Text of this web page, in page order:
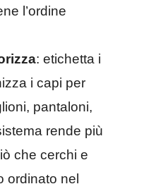
l’ordine
: etichetta i
i capi per
pantaloni,
rende più
che cerchi e
ordinato nel